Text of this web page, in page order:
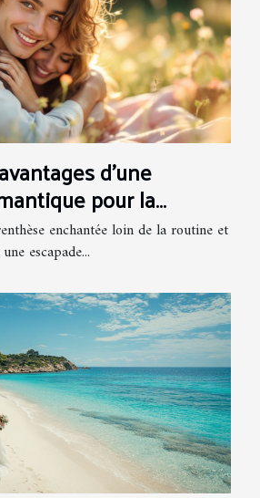
d'une
pour la
enchantée loin de la routine et
escapade...